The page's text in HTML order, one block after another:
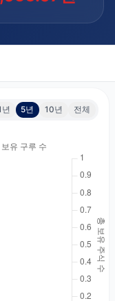
년 5년 10년 전체